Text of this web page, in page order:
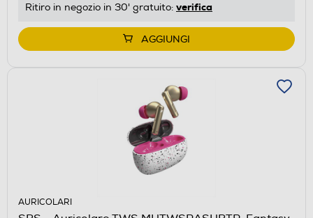
Ritiro in negozio in 30' gratuito: verifica
AGGIUNGI
AURICOLARI